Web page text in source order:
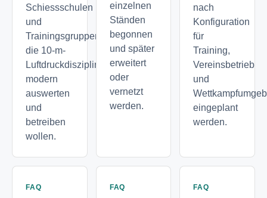
Schiessschulen
und
Trainingsgruppen,
die 10-m-
Luftdruckdisziplinen
modern
auswerten
und
betreiben
wollen.
einzelnen
Ständen
begonnen
und später
erweitert
oder
vernetzt
werden.
nach
Konfiguration
für
Training,
Vereinsbetrieb
und
eingeplant
werden.
FAQ FAQ FAQ